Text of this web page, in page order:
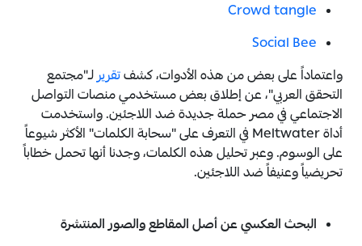
Crowd tangle
Social Bee
واعتماداً على بعض من هذه الأدوات، كشفتقريرلـ"مجتمع
التحقق العربي"، عن إطلاق بعض مستخدمي منصات التواصل
الاجتماعي في مصر حملة جديدة ضد اللاجئين. واستخدمت
أداة Meltwater في التعرف على "سحابة الكلمات" الأكثر شيوعاً
على الوسوم. وعبر تحليل هذه الكلمات، وجدنا أنها تحمل خطاباً
تحريضياً وعنيفاً ضد اللاجئين.
البحث العكسي عن أصل المقاطع والصور المنتشرة